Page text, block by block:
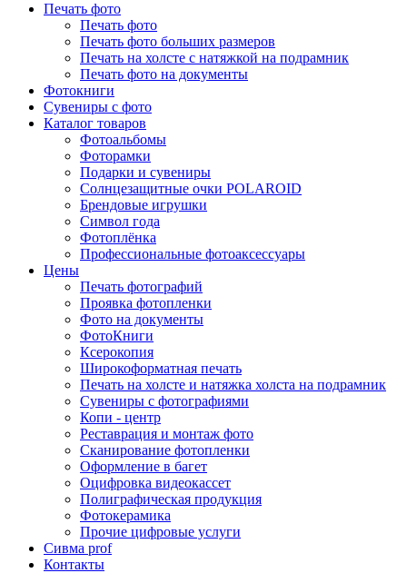
Печать фото
Печать фото
Печать фото больших размеров
Печать на холсте с натяжкой на подрамник
Печать фото на документы
Фотокниги
Сувениры с фото
Каталог товаров
Фотоальбомы
Фоторамки
Подарки и сувениры
Солнцезащитные очки POLAROID
Брендовые игрушки
Символ года
Фотоплёнка
Профессиональные фотоаксессуары
Цены
Печать фотографий
Проявка фотопленки
Фото на документы
ФотоКниги
Ксерокопия
Широкоформатная печать
Печать на холсте и натяжка холста на подрамник
Сувениры с фотографиями
Копи - центр
Реставрация и монтаж фото
Сканирование фотопленки
Оформление в багет
Оцифровка видеокассет
Полиграфическая продукция
Фотокерамика
Прочие цифровые услуги
Сивма prof
Контакты